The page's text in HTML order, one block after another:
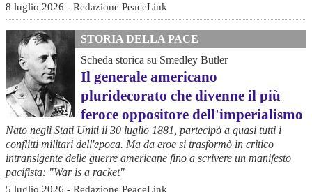
8 luglio 2026 - Redazione PeaceLink
STORIA DELLA PACE
Scheda storica su Smedley Butler
Il generale americano
pluridecorato che divenne il più
feroce oppositore dell'imperialismo
Nato negli Stati Uniti il 30 luglio 1881, partecipò a quasi tutti i
conflitti militari dell'epoca. Ma da eroe si trasformò in critico
intransigente delle guerre americane fino a scrivere un manifesto
pacifista: "War is a racket"
5 luglio 2026 - Redazione PeaceLink